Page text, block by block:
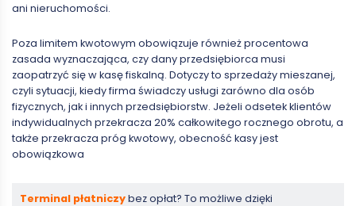
ani nieruchomości.
Poza limitem kwotowym obowiązuje również procentowa
zasada wyznaczająca, czy dany przedsiębiorca musi
zaopatrzyć się w kasę fiskalną. Dotyczy to sprzedaży mieszanej,
czyli sytuacji, kiedy firma świadczy usługi zarówno dla osób
fizycznych, jak i innych przedsiębiorstw. Jeżeli odsetek klientów
indywidualnych przekracza 20% całkowitego rocznego obrotu, a
także przekracza próg kwotowy, obecność kasy jest
obowiązkowa
Terminal płatniczybez opłat? To możliwe dzięki